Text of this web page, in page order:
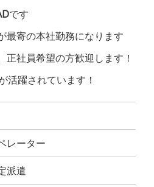
です
寄の本社勤務になります
社員希望の方歓迎します！
躍されています！
レーター
派遣